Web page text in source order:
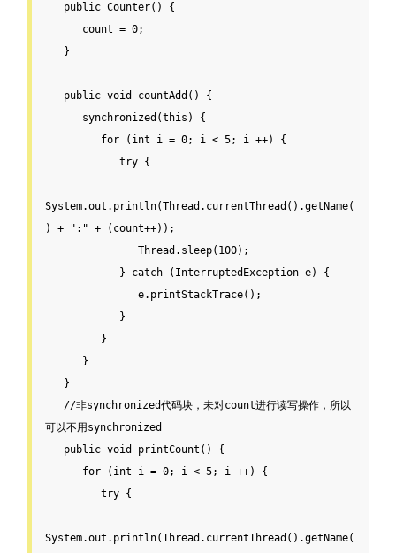
public Counter() {
count = 0;
public void
countAdd() {
      synchronized(
this ) {
for ( int i = 0; i < 5; i ++) {
try {
System.out.println(Thread.currentThread().getName(
) +
":" + ( count++));
               Thread.sleep(
100);
            }
catch (InterruptedException e) {
//非synchronized代码块，未对count进行读写操作，所以
可以不用synchronized
public void
printCount() {
for ( int i = 0; i < 5; i ++) {
try {
System.out.println(Thread.currentThread().getName(